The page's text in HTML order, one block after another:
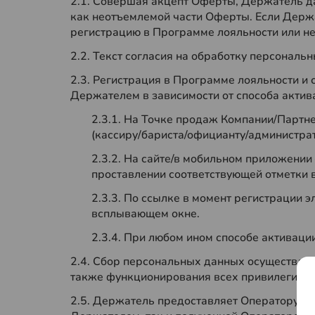
как неотъемлемой части Оферты. Если
регистрацию в Программе лояльности или
2.2. Текст согласия на обработку
2.3. Регистрация в Программе лояльности и
Держателем в зависимости от способа
2.3.1. На Точке продаж Компании/
(кассиру/бариста/официанту/
2.3.2. На сайте/в мобильном
проставлении соответствующей
2.3.3. По ссылке в момент регистрации
всплывающем окне.
2.3.4. При любом ином способе
2.4. Сбор персональных данных
также функционирования всех привилегий,
2.5. Держатель предоставляет Оператору